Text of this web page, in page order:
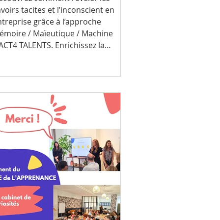
tacites et l’inconscient en
grâce à l’approche
/ Maïeutique / Machine
TALENTS. Enrichissez la